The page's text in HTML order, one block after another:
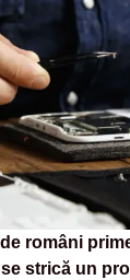
români
strică un